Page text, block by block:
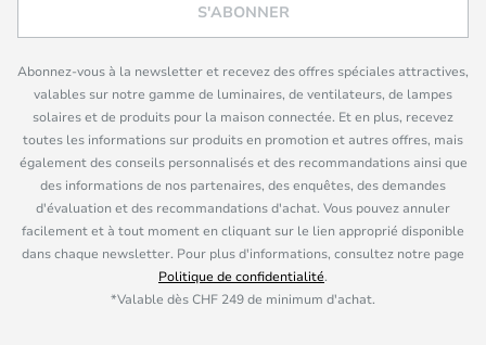
S'ABONNER
Abonnez-vous à la newsletter et recevez des offres spéciales attractives,
valables sur notre gamme de luminaires, de ventilateurs, de lampes
solaires et de produits pour la maison connectée. Et en plus, recevez
toutes les informations sur produits en promotion et autres offres, mais
également des conseils personnalisés et des recommandations ainsi que
des informations de nos partenaires, des enquêtes, des demandes
d'évaluation et des recommandations d'achat. Vous pouvez annuler
facilement et à tout moment en cliquant sur le lien approprié disponible
dans chaque newsletter. Pour plus d'informations, consultez notre page
Politique de confidentialité.
*Valable dès CHF 249 de minimum d'achat.